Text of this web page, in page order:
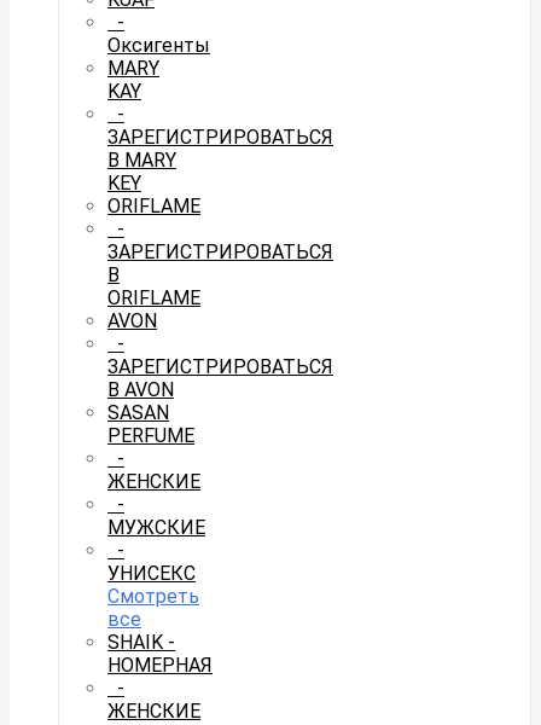
-
Оксигенты
MARY
KAY
-
ЗАРЕГИСТРИРОВАТЬСЯ
В MARY
KEY
ORIFLAME
-
ЗАРЕГИСТРИРОВАТЬСЯ
В
ORIFLAME
AVON
-
ЗАРЕГИСТРИРОВАТЬСЯ
В AVON
SASAN
PERFUME
-
ЖЕНСКИЕ
-
МУЖСКИЕ
-
УНИСЕКС
Смотреть
все
SHAIK -
НОМЕРНАЯ
-
ЖЕНСКИЕ